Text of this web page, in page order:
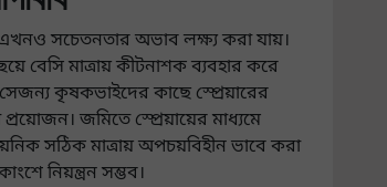
সচেতনতার অভাব লক্ষ্য করা যায়।
বেসি মাত্রায় কীটনাশক ব্যবহার করে
কৃষকভাইদের কাছে স্প্রেয়ারের
জমিতে স্প্রেয়ায়ের মাধ্যমে
সঠিক মাত্রায় অপচয়বিহীন ভাবে করা
নিয়ন্ত্রন সম্ভব।